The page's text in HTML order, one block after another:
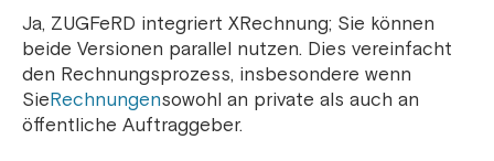
Ja, ZUGFeRD integriert XRechnung; Sie können
beide Versionen parallel nutzen. Dies vereinfacht
den Rechnungsprozess, insbesondere wenn
SieRechnungensowohl an private als auch an
öffentliche Auftraggeber.